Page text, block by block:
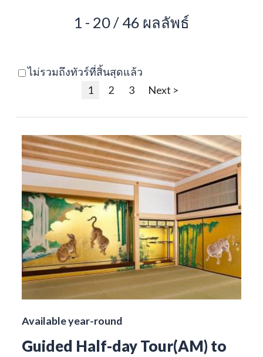
1 - 20 / 46 ผลลัพธ์
ไม่รวมถึงทัวร์ที่สิ้นสุดแล้ว
1
2 3 Next >
Available year-round
Guided Half-day Tour(AM) to